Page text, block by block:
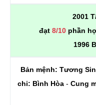
2001
đạt 8/10phần
1996
Bản mệnh: Tương
chi: Bình Hòa- Cung